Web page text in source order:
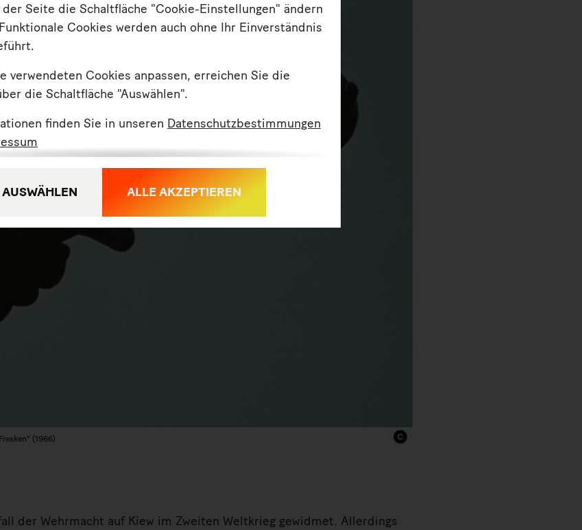
der Seite die Schaltfläche "Cookie-Einstellungen" ändern
Cookies werden auch ohne Ihr Einverständnis
verwendeten Cookies anpassen, erreichen Sie die
die Schaltfläche "Auswählen".
finden Sie in unseren Datenschutzbestimmungen
AUSWÄHLEN ALLE AKZEPTIEREN
(1966)
der Wehrmacht auf Kiew im Zweiten Weltkrieg gewidmet. Allerdings